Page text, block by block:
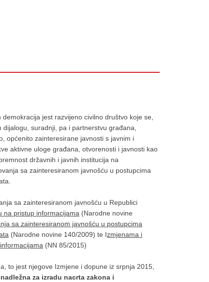
jest razvijeno civilno društvo koje se,
suradnji, pa i partnerstvu građana,
općenito zainteresirane javnosti s javnim i
aktivne uloge građana, otvorenosti i javnosti kao
državnih i javnih institucija na
sa zainteresiranom javnošću u postupcima
sa zainteresiranom javnošću u Republici
na pristup informacijama (Narodne novine
sa zainteresiranom javnošću u postupcima
(Narodne novine 140/2009) te Izmjenama i
(NN 85/2015)
to jest njegove Izmjene i dopune iz srpnja 2015,
za izradu nacrta zakona i